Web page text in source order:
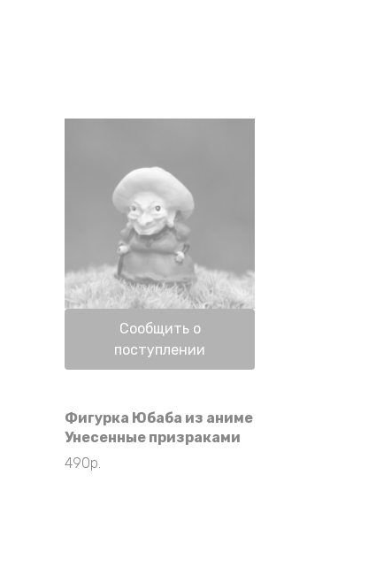
Нет в наличии
Сообщить о
поступлении
Фигурка Юбаба из аниме
Унесенные призраками
490р.